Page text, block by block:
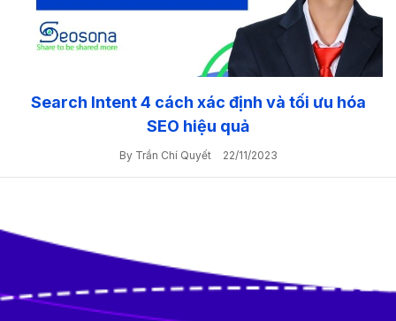
Search Intent 4 cách xác định và tối ưu hóa
SEO hiệu quả
By Trần Chí Quyết 22/11/2023